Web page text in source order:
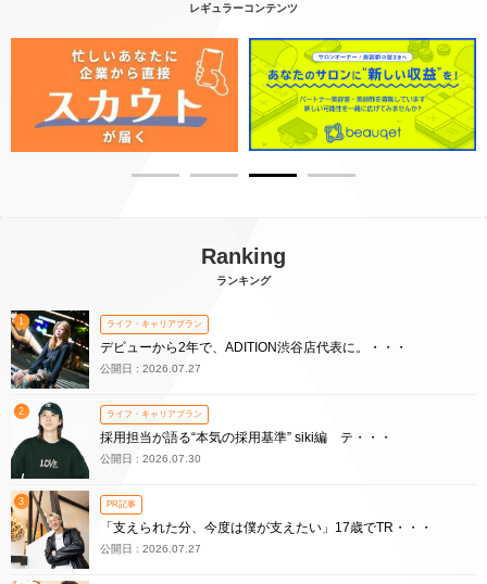
レギュラーコンテンツ
Ranking
ランキング
1 ライフ・キャリアプラン
デビューから2年で、ADITION渋谷店代表に。・・・
公開日 : 2026.07.27
2 ライフ・キャリアプラン
採用担当が語る“本気の採用基準” siki編 テ・・・
公開日 : 2026.07.30
3 PR記事
「支えられた分、今度は僕が支えたい」17歳でTR・・・
公開日 : 2026.07.27